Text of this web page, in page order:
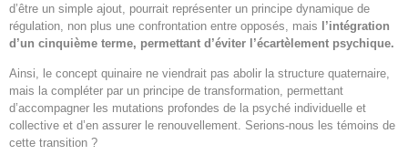
d’être un simple ajout, pourrait représenter un principe dynamique de
régulation, non plus une confrontation entre opposés, mais
l’intégration
d’un cinquième terme, permettant d’éviter l’écartèlement psychique.
Ainsi, le concept quinaire ne viendrait pas abolir la structure quaternaire,
mais la compléter par un principe de transformation, permettant
d’accompagner les mutations profondes de la psyché individuelle et
collective et d’en assurer le renouvellement. Serions-nous les témoins de
cette transition ?